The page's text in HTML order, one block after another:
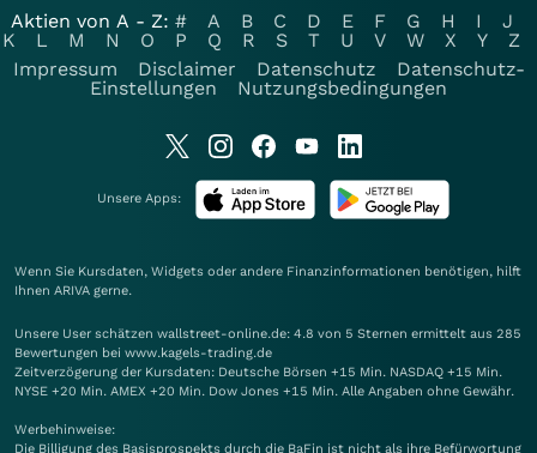
Aktien von A - Z: # A B C D E F G H I
J
K
L M N O P Q R S T U V W X Y
Z
Impressum
Disclaimer Datenschutz
Datenschutz-
Einstellungen
Nutzungsbedingungen
Unsere Apps:
Wenn Sie Kursdaten, Widgets oder andere Finanzinformationen benötigen, hilft
Ihnen ARIVA gerne.
Unsere User schätzen wallstreet-online.de: 4.8 von 5 Sternen ermittelt aus 285
Bewertungen bei www.kagels-trading.de
Zeitverzögerung der Kursdaten: Deutsche Börsen +15 Min. NASDAQ +15 Min.
NYSE +20 Min. AMEX +20 Min. Dow Jones +15 Min. Alle Angaben ohne Gewähr.
Werbehinweise:
Die Billigung des Basisprospekts durch die BaFin ist nicht als ihre Befürwortung